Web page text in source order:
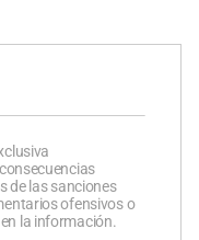
de las sanciones
ofensivos o
la información.